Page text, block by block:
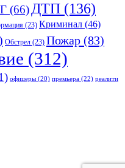
(66) ДТП (136)
(23) Криминал (46)
Обстрел (23) Пожар (83)
(312)
офицеры (20) премьера (22) реалити